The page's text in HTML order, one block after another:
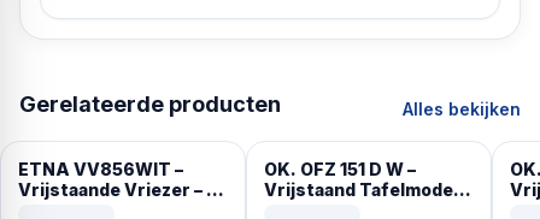
Gerelateerde producten Alles bekijken
ETNA VV856WIT –
Vrijstaande Vriezer – 3
OK. OFZ 151 D W –
Vrijstaand Tafelmodel –